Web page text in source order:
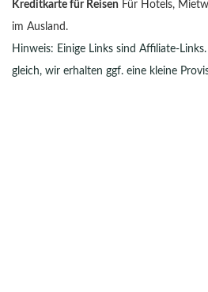
Kreditkarte für Reisen Für Hotels,
im Ausland.
Hinweis: Einige Links sind Affiliate-
gleich, wir erhalten ggf. eine kleine